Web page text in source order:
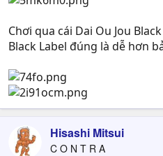
Chơi qua cái Dai Ou Jou
Black Label đúng là dễ hơn
Hisashi Mitsui
C O N T R A